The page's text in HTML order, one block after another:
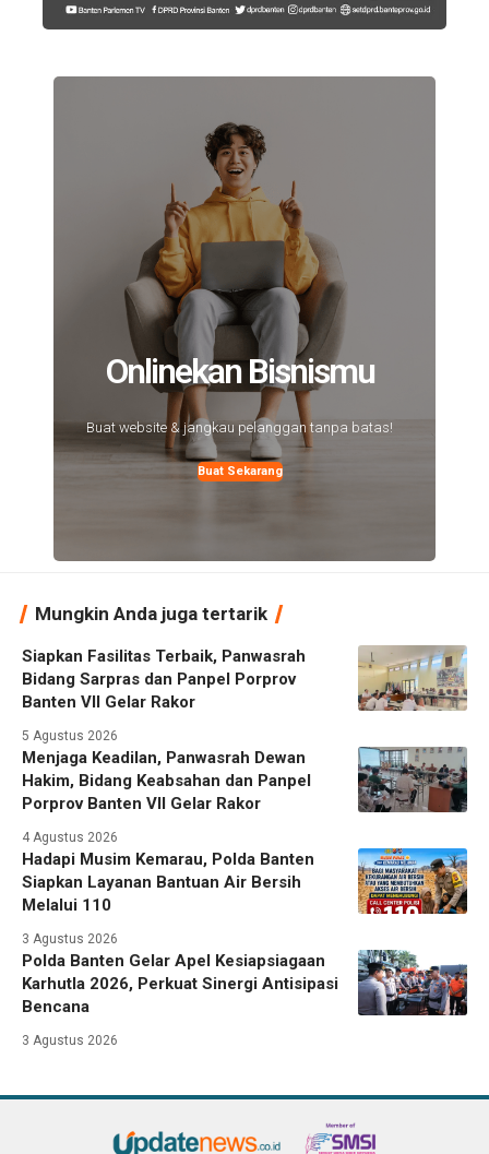
Onlinekan Bisnismu
Buat website & jangkau pelanggan tanpa batas!
Buat Sekarang
Mungkin Anda juga tertarik
Siapkan Fasilitas Terbaik, Panwasrah
Bidang Sarpras dan Panpel Porprov
Banten VII Gelar Rakor
5 Agustus 2026
Menjaga Keadilan, Panwasrah Dewan
Hakim, Bidang Keabsahan dan Panpel
Porprov Banten VII Gelar Rakor
4 Agustus 2026
Hadapi Musim Kemarau, Polda Banten
Siapkan Layanan Bantuan Air Bersih
Melalui 110
3 Agustus 2026
Polda Banten Gelar Apel Kesiapsiagaan
Karhutla 2026, Perkuat Sinergi Antisipasi
Bencana
3 Agustus 2026